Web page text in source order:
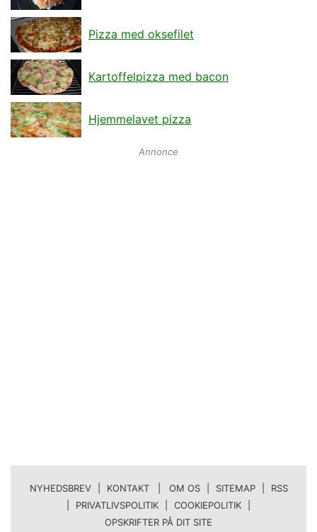
Pizza med oksefilet
Kartoffelpizza med bacon
Hjemmelavet pizza
Annonce
NYHEDSBREV KONTAKT | OM OS SITEMAP
RSS
PRIVATLIVSPOLITIK COOKIEPOLITIK
OPSKRIFTER PÅ DIT SITE